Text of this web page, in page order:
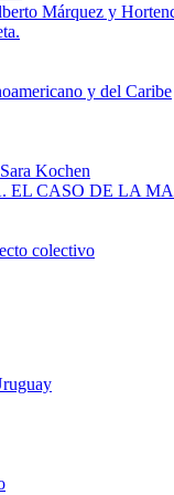
Márquez y
y del Caribe
Kochen
EL CASO DE LA
colectivo